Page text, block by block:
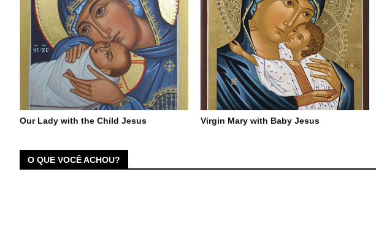
Our Lady with the Child Jesus Virgin Mary with Baby Jesus
O QUE VOCÊ ACHOU?